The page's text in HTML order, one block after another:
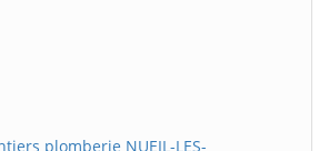
plomberie NUEIL-LES-